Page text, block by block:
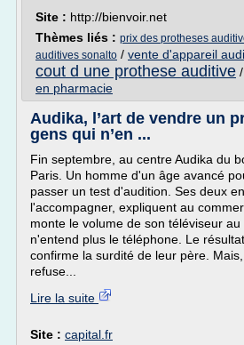
Site : http://bienvoir.net
Thèmes liés : prix des protheses
auditives sonalto / vente d'appareil
cout d une prothese auditive /
en pharmacie
Audika, l’art de vendre un
gens qui n’en ...
Fin septembre, au centre Audika du
Paris. Un homme d'un âge avancé
passer un test d'audition. Ses deux
l'accompagner, expliquent au
monte le volume de son téléviseur
n'entend plus le téléphone. Le
confirme la surdité de leur père.
refuse...
Lire la suite
Site : capital.fr